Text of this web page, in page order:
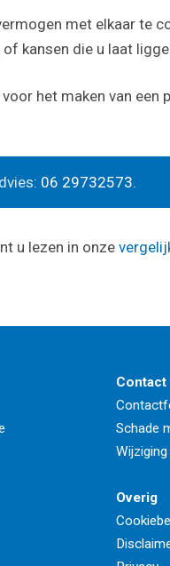
met elkaar te
kansen die u laat
het maken van een
06 29732573.
u lezen in onze
Contact
Schade
Overig